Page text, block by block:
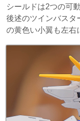
シールドは2つの可
後述のツインバスタ
の黄色い小翼も左右